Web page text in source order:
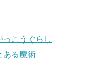
っこうぐらし
ある魔術